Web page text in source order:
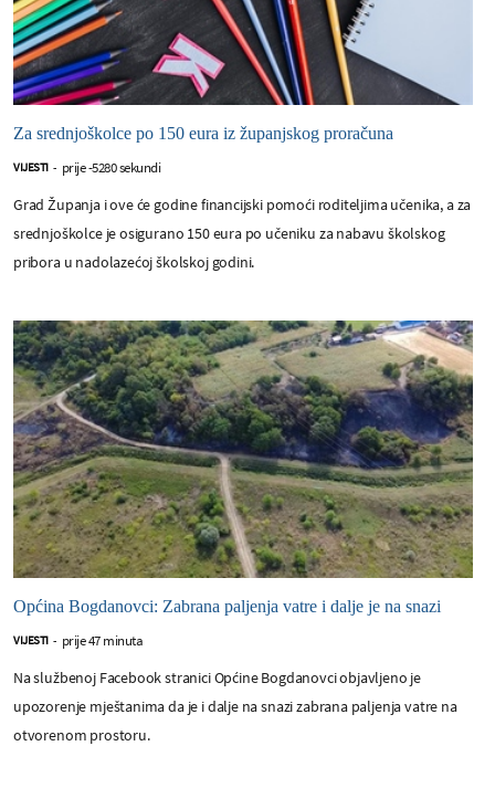
Za srednjoškolce po 150 eura iz županjskog proračuna
VIJESTI - prije -5280 sekundi
Grad Županja i ove će godine financijski pomoći roditeljima učenika, a za
srednjoškolce je osigurano 150 eura po učeniku za nabavu školskog
pribora u nadolazećoj školskoj godini.
Općina Bogdanovci: Zabrana paljenja vatre i dalje je na snazi
VIJESTI - prije 47 minuta
Na službenoj Facebook stranici Općine Bogdanovci objavljeno je
upozorenje mještanima da je i dalje na snazi zabrana paljenja vatre na
otvorenom prostoru.